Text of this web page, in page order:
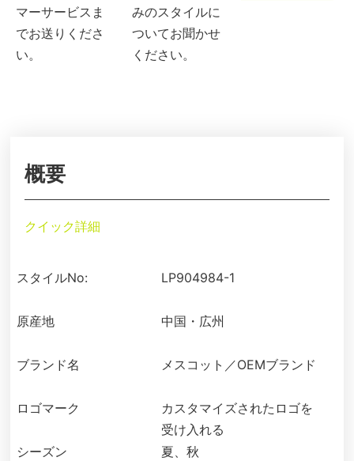
マーサービスま
でお送りくださ
い。
みのスタイルに
ついてお聞かせ
ください。
概要
クイック詳細
スタイルNo: LP904984-1
原産地 中国・広州
ブランド名 メスコット／OEMブランド
ロゴマーク
カスタマイズされたロゴを
受け入れる
シーズン
夏、秋